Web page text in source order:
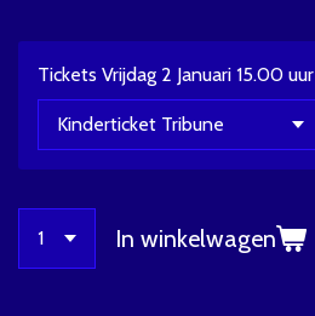
Tickets Vrijdag 2 Januari 15.00 uur
In winkelwagen